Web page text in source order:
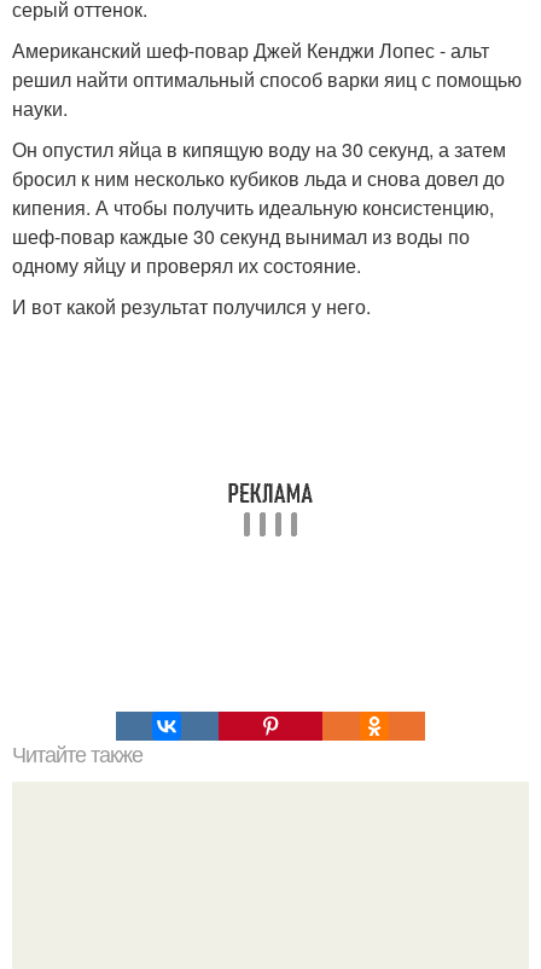
серый оттенок.
Американский шеф-повар Джей Кенджи Лопес - альт
решил найти оптимальный способ варки яиц с помощью
науки.
Он опустил яйца в кипящую воду на 30 секунд, а затем
бросил к ним несколько кубиков льда и снова довел до
кипения. А чтобы получить идеальную консистенцию,
шеф-повар каждые 30 секунд вынимал из воды по
одному яйцу и проверял их состояние.
И вот какой результат получился у него.
Читайте также